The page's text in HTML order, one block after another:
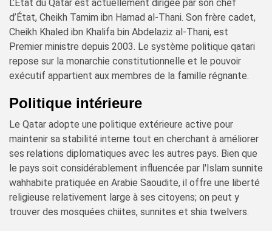
L’État du Qatar est actuellement dirigée par son chef
d’État, Cheikh Tamim ibn Hamad al-Thani. Son frère cadet,
Cheikh Khaled ibn Khalifa bin Abdelaziz al-Thani, est
Premier ministre depuis 2003. Le système politique qatari
repose sur la monarchie constitutionnelle et le pouvoir
exécutif appartient aux membres de la famille régnante.
Politique intérieure
Le Qatar adopte une politique extérieure active pour
maintenir sa stabilité interne tout en cherchant à améliorer
ses relations diplomatiques avec les autres pays. Bien que
le pays soit considérablement influencée par l'Islam sunnite
wahhabite pratiquée en Arabie Saoudite, il offre une liberté
religieuse relativement large à ses citoyens; on peut y
trouver des mosquées chiites, sunnites et shia twelvers.